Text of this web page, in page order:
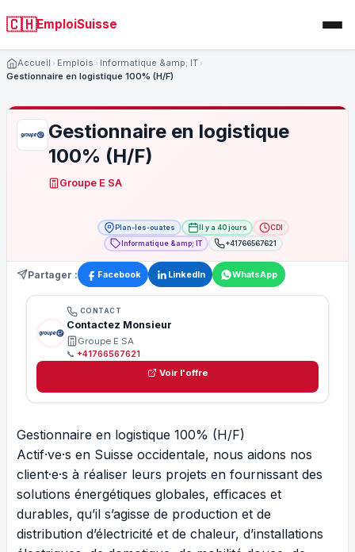
🇨🇭EmploiSuisse
Accueil Emplois
Informatique &amp; IT
Gestionnaire en logistique 100% (H/F)
Gestionnaire en logistique
100% (H/F)
Groupe E SA
Plan-les-ouates Il y a 40 jours
CDI
Informatique &amp; IT
+41766567621
Partager : Facebook LinkedIn WhatsApp
CONTACT
Contactez Monsieur
Groupe E SA
📞 +41766567621
Voir l'offre
Gestionnaire en logistique 100% (H/F)
Actif·ve·s en Suisse occidentale, nous aidons nos
client·e·s à réaliser leurs projets en fournissant des
solutions énergétiques globales, efficaces et
durables, qu’il s’agisse de production et de
distribution d’électricité et de chaleur, d’installations